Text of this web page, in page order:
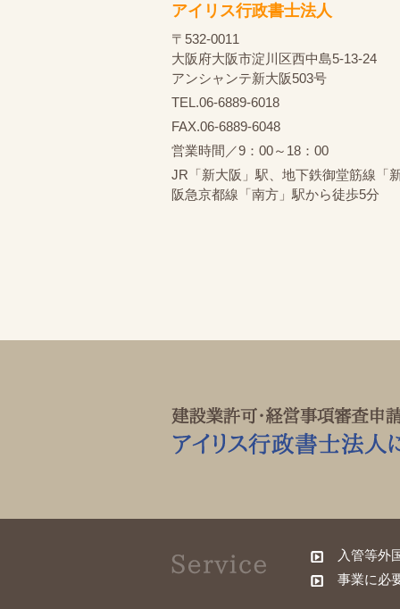
アイリス行政書士法人
〒532-0011
大阪府大阪市淀川区西中島5-13-24
アンシャンテ新大阪503号
TEL.06-6889-6018
FAX.06-6889-6048
営業時間／9：00～18：00
JR「新大阪」駅、地下鉄御堂筋線「
阪急京都線「南方」駅から徒歩5分
入管等外
事業に必